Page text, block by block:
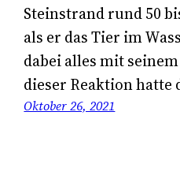
Steinstrand rund 50
als er das Tier im
dabei alles mit
dieser Reaktion hatte
Oktober 26, 2021